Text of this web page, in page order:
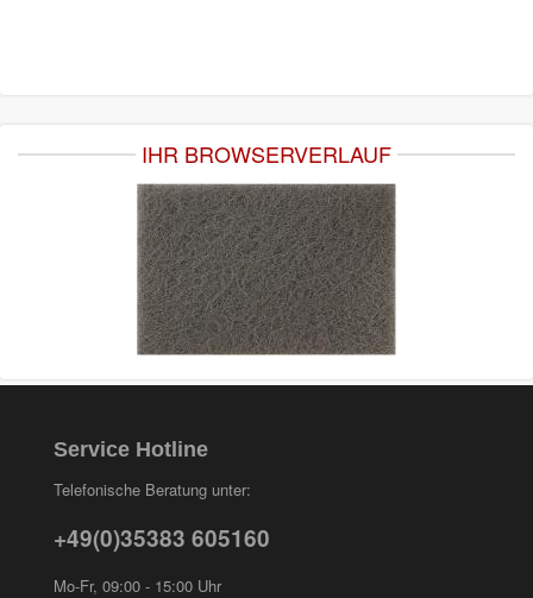
IHR BROWSERVERLAUF
Service Hotline
Telefonische Beratung unter:
+49(0)35383 605160
Mo-Fr, 09:00 - 15:00 Uhr